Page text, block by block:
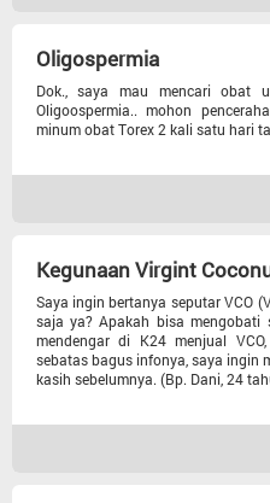
Berat Badan
Gizi
Hipertensi
Oligospermia
Dok., saya mau mencari obat
Oligoospermia.. mohon
minum obat Torex 2 kali satu hari
Kegunaan Virgint
Saya ingin bertanya seputar VCO
saja ya? Apakah bisa mengobati
mendengar di K24 menjual
sebatas bagus infonya, saya ingin
kasih sebelumnya. (Bp. Dani, 24